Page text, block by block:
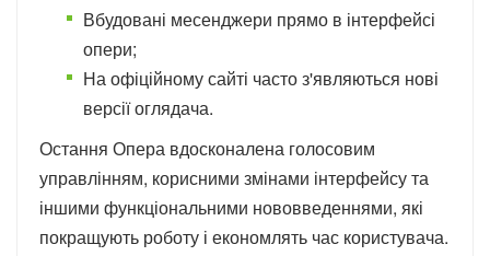
Вбудовані месенджери прямо в інтерфейсі
опери;
На офіційному сайті часто з'являються нові
версії оглядача.
Остання Опера вдосконалена голосовим
управлінням, корисними змінами інтерфейсу та
іншими функціональними нововведеннями, які
покращують роботу і економлять час користувача.